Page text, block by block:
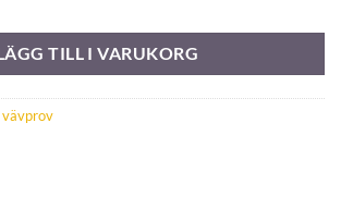
TILL I VARUKORG